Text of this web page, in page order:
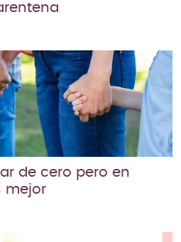
de cero pero en
mejor